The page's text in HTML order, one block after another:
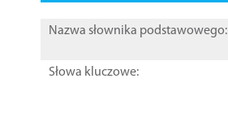
Nazwa słownika podstawowego:
Słowa kluczowe: